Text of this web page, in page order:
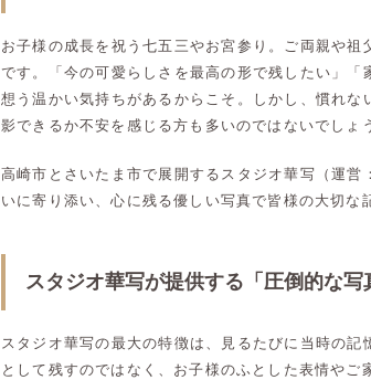
お子様の成長を祝う七五三やお宮参り。ご両親や
です。「今の可愛らしさを最高の形で残したい」
想う温かい気持ちがあるからこそ。しかし、慣れ
影できるか不安を感じる方も多いのではないでしょ
高崎市とさいたま市で展開するスタジオ華写（運
いに寄り添い、心に残る優しい写真で皆様の大切な
スタジオ華写が提供する「圧倒的な写
スタジオ華写の最大の特徴は、見るたびに当時の
として残すのではなく、お子様のふとした表情やご